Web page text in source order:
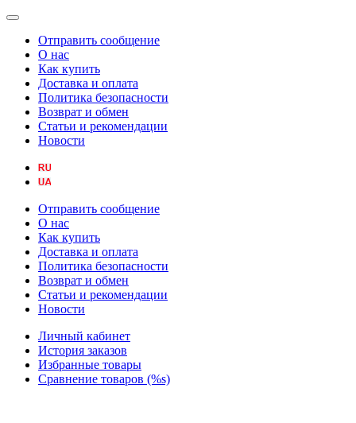
Отправить сообщение
О нас
Как купить
Доставка и оплата
Политика безопасности
Возврат и обмен
Статьи и рекомендации
Новости
Отправить сообщение
О нас
Как купить
Доставка и оплата
Политика безопасности
Возврат и обмен
Статьи и рекомендации
Новости
Личный кабинет
История заказов
Избранные товары
Сравнение товаров (%s)